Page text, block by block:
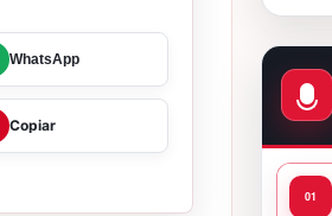
WhatsApp
Copiar